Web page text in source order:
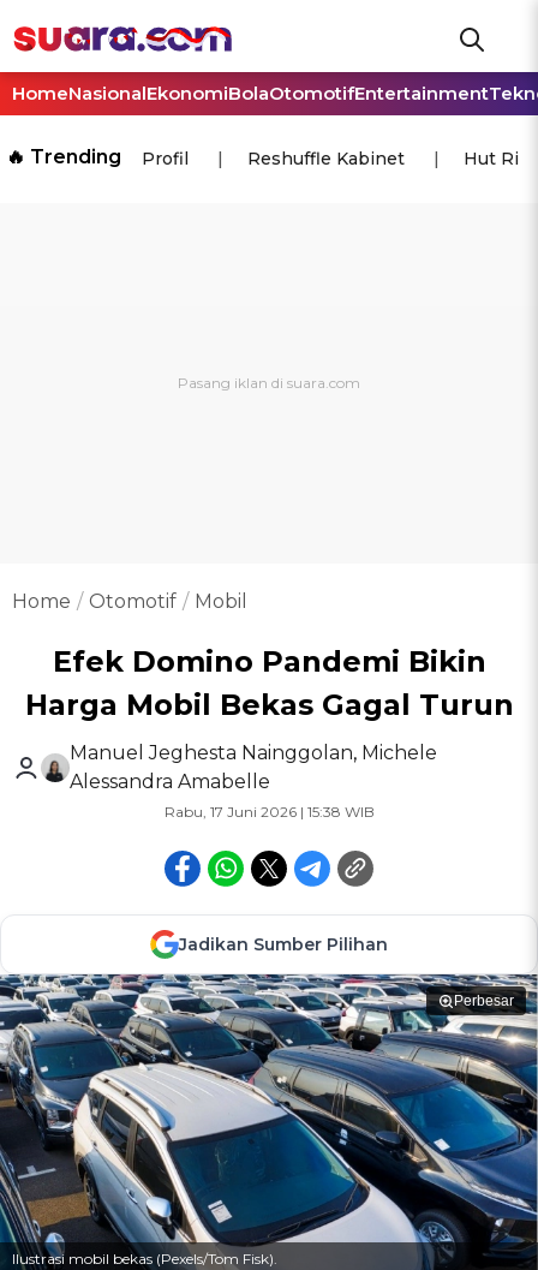
HomeNasionalEkonomiBolaOtomotifEntertainment
🔥 Trending Profil Reshuffle Kabinet Hut Ri
Home Otomotif Mobil
Efek Domino Pandemi Bikin
Harga Mobil Bekas Gagal Turun
Manuel Jeghesta Nainggolan, Michele
Alessandra Amabelle
Rabu, 17 Juni 2026 | 15:38 WIB
Jadikan Sumber Pilihan
Perbesar
Ilustrasi mobil bekas (Pexels/Tom Fisk).